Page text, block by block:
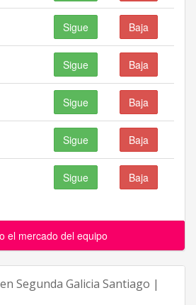
Sigue Baja
Sigue Baja
Sigue Baja
Sigue Baja
Sigue Baja
el mercado del equipo
Segunda Galicia Santiago |